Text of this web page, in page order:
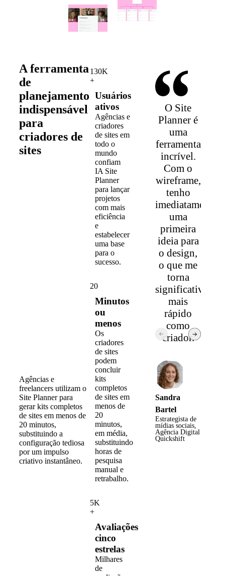
A ferramenta
de
planejamento
indispensável
para
criadores de
sites
Agências e
freelancers utilizam o
Site Planner para
gerar kits completos
de sites em menos de
20 minutos,
substituindo a
configuração tediosa
por um impulso
criativo instantâneo.
130K
+
Usuários
ativos
Agências e
criadores
de sites em
todo o
mundo
confiam
IA Site
Planner
para lançar
projetos
com mais
eficiência
e
estabelecer
uma base
para o
sucesso.
20
Minutos
ou
menos
Os
criadores
de sites
podem
concluir
kits
completos
de sites em
menos de
20
minutos,
em média,
substituindo
horas de
pesquisa
manual e
retrabalho.
5K
+
Avaliações
cinco
estrelas
Milhares
de
O Site
Planner é
uma
ferramenta
incrível.
Com o
wireframe,
tenho
imediatamente
uma
primeira
ideia para
o design,
o que me
torna
mais
rápido
como
criador.
Sandra
Bartel
Estrategista de
mídias sociais,
Agência Digital
Quickshift